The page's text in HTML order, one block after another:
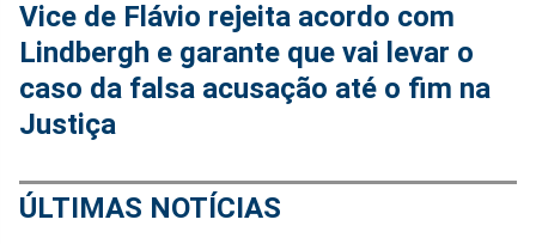
Vice de Flávio rejeita acordo com
Lindbergh e garante que vai levar o
caso da falsa acusação até o fim na
Justiça
ÚLTIMAS NOTÍCIAS